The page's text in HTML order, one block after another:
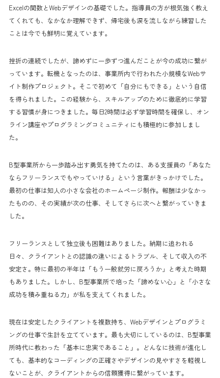
Excelの関数とWebデザインの基礎でした。指導員の方が根気強く教え
てくれても、なかなか理解できず、帰宅後も涙を流しながら練習した
ことは今でも鮮明に覚えています。
挫折の連続でしたが、諦めずに一歩ずつ進んだことが今の成功に繋が
っています。転機となったのは、事業所内で行われた小規模なWebサ
イト制作プロジェクト。そこで初めて「自分にもできる」という自信
を得られました。この経験から、スキルアップのために徹底的に学習
する習慣が身につきました。毎日2時間は必ず学習時間を確保し、オン
ライン講座やプログラミングコミュニティにも積極的に参加しまし
た。
B型事業所から一歩踏み出す勇気を持てたのは、ある支援員の「あなた
ならフリーランスでもやっていける」という言葉がきっかけでした。
最初の仕事は知人の小さな会社のホームページ制作。報酬は少なかっ
たものの、その実績が次の仕事、そしてさらに次へと繋がっていきま
した。
フリーランスとして独立後も困難はありました。納期に追われる
日々、クライアントとの認識の違いによるトラブル、そして収入の不
安定さ。特に最初の半年は「もう一般就労に戻ろうか」と考えた時期
もありました。しかし、B型事業所で培った「諦めない心」と「小さな
成功を積み重ねる力」が私を支えてくれました。
現在は安定したクライアントを複数持ち、Webデザインとプログラミ
ングの仕事で生計を立てています。最も大切にしているのは、B型事業
所時代に教わった「基本に忠実であること」。どんなに技術が進化し
ても、基本的なコーディングの正確さやデザインの見やすさを軽視し
ないことが、クライアントからの信頼獲得に繋がっています。